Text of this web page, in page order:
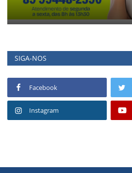
SIGA-NOS
Facebook
Instagram